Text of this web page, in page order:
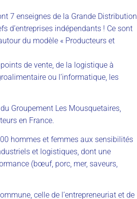
7 enseignes de la Grande Distribution,
d’entreprises indépendants ! Ce sont
du modèle « Producteurs et
de vente, de la logistique à
ou l’informatique, les
Groupement Les Mousquetaires,
en France.
hommes et femmes aux sensibilités
et logistiques, dont une
(bœuf, porc, mer, saveurs,
celle de l’entrepreneuriat et de